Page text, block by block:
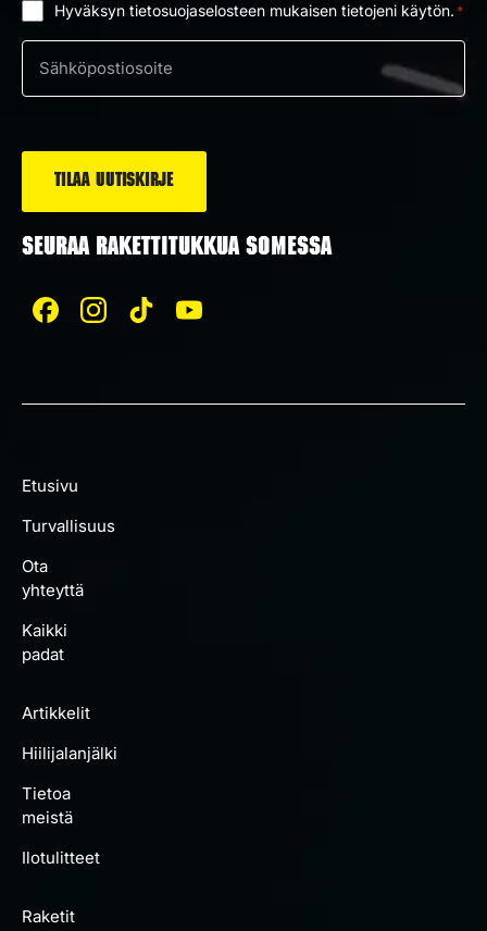
Hyväksyn tietosuojaselosteen mukaisen tietojeni käytön. *
Sähköposti
SEURAA RAKETTITUKKUA SOMESSA
Etusivu
Turvallisuus
Ota
yhteyttä
Kaikki
padat
Artikkelit
Hiilijalanjälki
Tietoa
meistä
Ilotulitteet
Raketit